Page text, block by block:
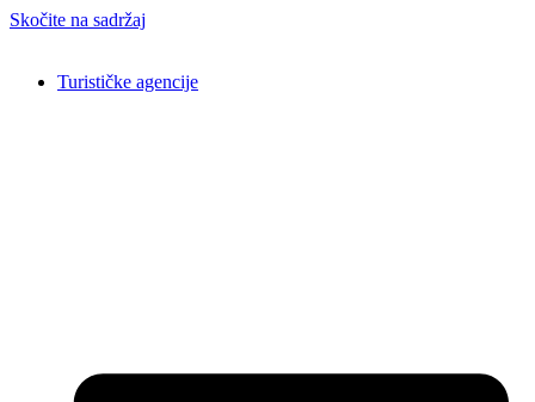
Skočite na sadržaj
Turističke agencije